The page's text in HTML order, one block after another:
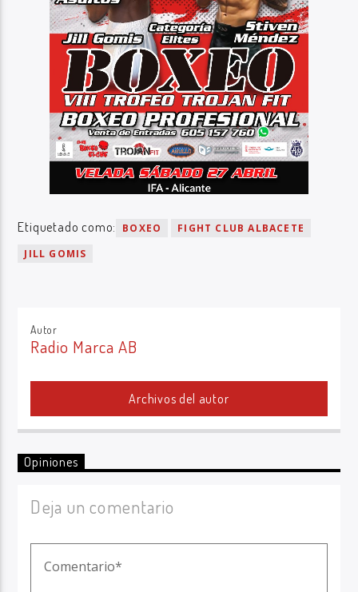
Etiquetado como: BOXEO
FIGHT CLUB ALBACETE
JILL GOMIS
Autor
Radio Marca AB
Archivos del autor
Opiniones
Deja un comentario